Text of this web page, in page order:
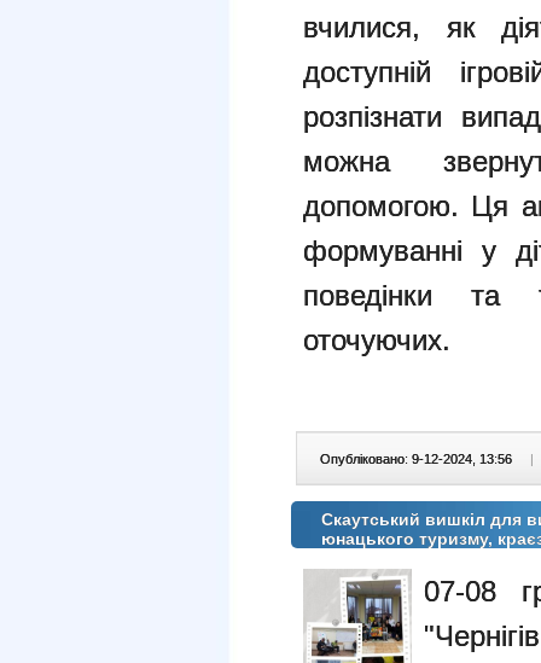
вчилися, як
доступній
розпізнати
можна
допомогою. Ця
формуванні у
поведінки та
оточуючих.
Опубліковано: 9-12-2024, 13:56 |
Скаутський вишкіл для
юнацького туризму,
07-08